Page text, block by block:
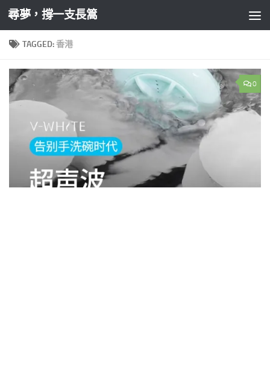
Skip to content
尋夢，撐一支長篙
TAGGED:香港
0